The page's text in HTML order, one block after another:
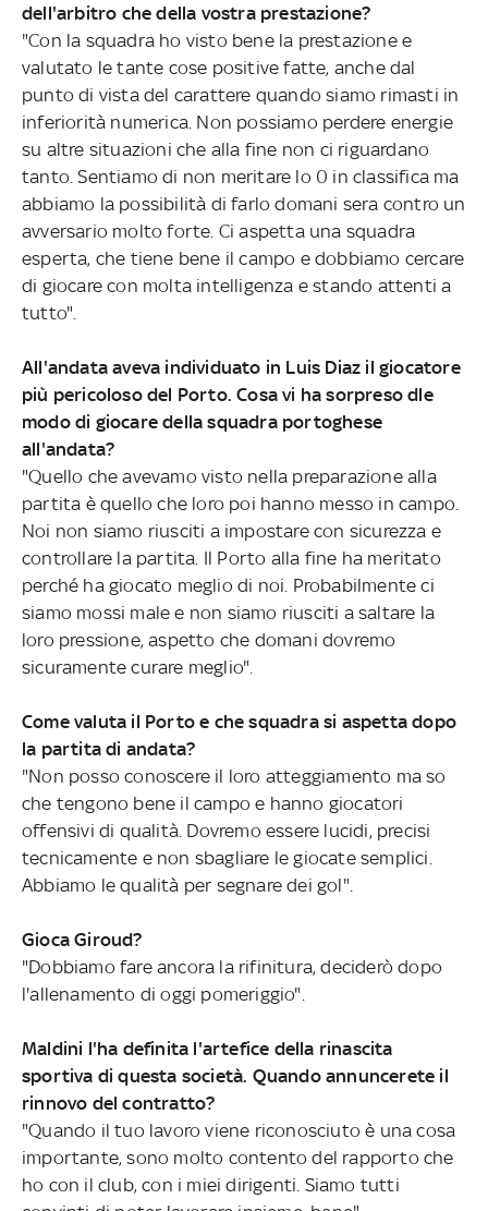
dell'arbitro che della vostra prestazione?
"Con la squadra ho visto bene la prestazione e
valutato le tante cose positive fatte, anche dal
punto di vista del carattere quando siamo rimasti in
inferiorità numerica. Non possiamo perdere energie
su altre situazioni che alla fine non ci riguardano
tanto. Sentiamo di non meritare lo 0 in classifica ma
abbiamo la possibilità di farlo domani sera contro un
avversario molto forte. Ci aspetta una squadra
esperta, che tiene bene il campo e dobbiamo cercare
di giocare con molta intelligenza e stando attenti a
tutto".
All'andata aveva individuato in Luis Diaz il giocatore
più pericoloso del Porto. Cosa vi ha sorpreso dle
modo di giocare della squadra portoghese
all'andata?
"Quello che avevamo visto nella preparazione alla
partita è quello che loro poi hanno messo in campo.
Noi non siamo riusciti a impostare con sicurezza e
controllare la partita. Il Porto alla fine ha meritato
perché ha giocato meglio di noi. Probabilmente ci
siamo mossi male e non siamo riusciti a saltare la
loro pressione, aspetto che domani dovremo
sicuramente curare meglio".
Come valuta il Porto e che squadra si aspetta dopo
la partita di andata?
"Non posso conoscere il loro atteggiamento ma so
che tengono bene il campo e hanno giocatori
offensivi di qualità. Dovremo essere lucidi, precisi
tecnicamente e non sbagliare le giocate semplici.
Abbiamo le qualità per segnare dei gol".
Gioca Giroud?
"Dobbiamo fare ancora la rifinitura, deciderò dopo
l'allenamento di oggi pomeriggio".
Maldini l'ha definita l'artefice della rinascita
sportiva di questa società. Quando annuncerete il
rinnovo del contratto?
"Quando il tuo lavoro viene riconosciuto è una cosa
importante, sono molto contento del rapporto che
ho con il club, con i miei dirigenti. Siamo tutti